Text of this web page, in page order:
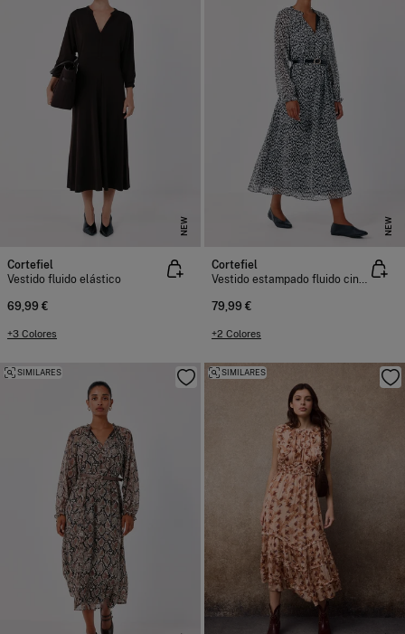
NEW
Cortefiel
Vestido fluido elástico
69,99 €
+3 Colores
NEW
Cortefiel
Vestido estampado fluido cinturón
79,99 €
+2 Colores
SIMILARES SIMILARES